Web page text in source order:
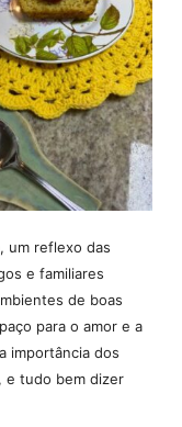
um reflexo das
e familiares
de boas
para o amor e a
importância dos
e tudo bem dizer